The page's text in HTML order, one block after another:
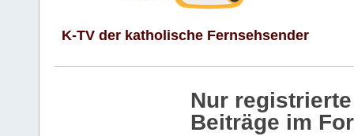
K-TV der katholische Fernsehsender
Nur
Beiträge im